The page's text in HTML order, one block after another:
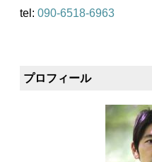
tel: 090-6518-6963
プロフィール